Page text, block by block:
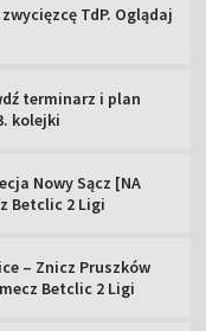
TdP. Oglądaj
terminarz i plan
kolejki
Nowy Sącz [NA
Betclic 2 Ligi
– Znicz Pruszków
Betclic 2 Ligi